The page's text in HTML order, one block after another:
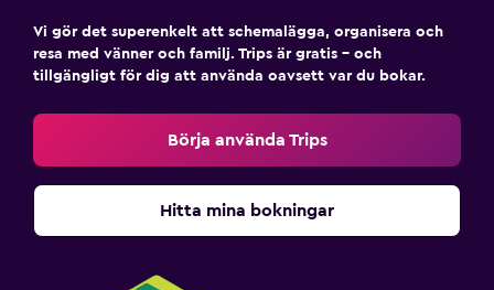
Vi gör det superenkelt att schemalägga, organisera och
resa med vänner och familj. Trips är gratis – och
tillgängligt för dig att använda oavsett var du bokar.
Börja använda Trips
Hitta mina bokningar